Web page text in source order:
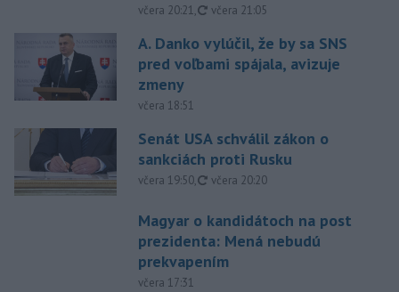
včera 20:21, aktualizované
včera 21:05
A. Danko vylúčil, že by sa SNS
pred voľbami spájala, avizuje
zmeny
včera 18:51
Senát USA schválil zákon o
sankciách proti Rusku
včera 19:50, aktualizované
včera 20:20
Magyar o kandidátoch na post
prezidenta: Mená nebudú
prekvapením
včera 17:31